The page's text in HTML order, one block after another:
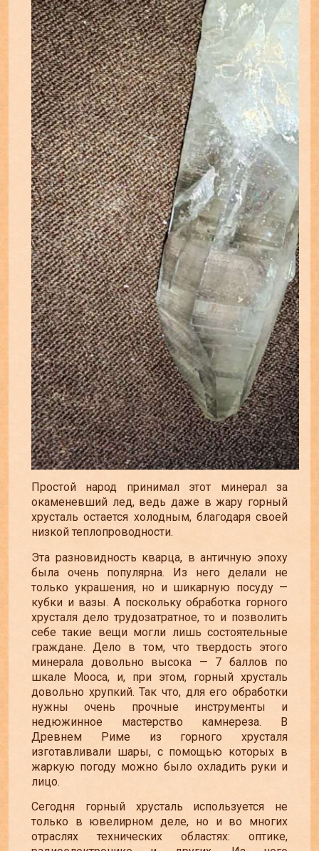
Простой народ принимал этот минерал за
окаменевший лед, ведь даже в жару горный
хрусталь остается холодным, благодаря своей
низкой теплопроводности.
Эта разновидность кварца, в античную эпоху
была очень популярна. Из него делали не
только украшения, но и шикарную посуду —
кубки и вазы. А поскольку обработка горного
хрусталя дело трудозатратное, то и позволить
себе такие вещи могли лишь состоятельные
граждане. Дело в том, что твердость этого
минерала довольно высока — 7 баллов по
шкале Мооса, и, при этом, горный хрусталь
довольно хрупкий. Так что, для его обработки
нужны очень прочные инструменты и
недюжинное мастерство камнереза. В
Древнем Риме из горного хрусталя
изготавливали шары, с помощью которых в
жаркую погоду можно было охладить руки и
лицо.
Сегодня горный хрусталь используется не
только в ювелирном деле, но и во многих
отраслях технических областях: оптике,